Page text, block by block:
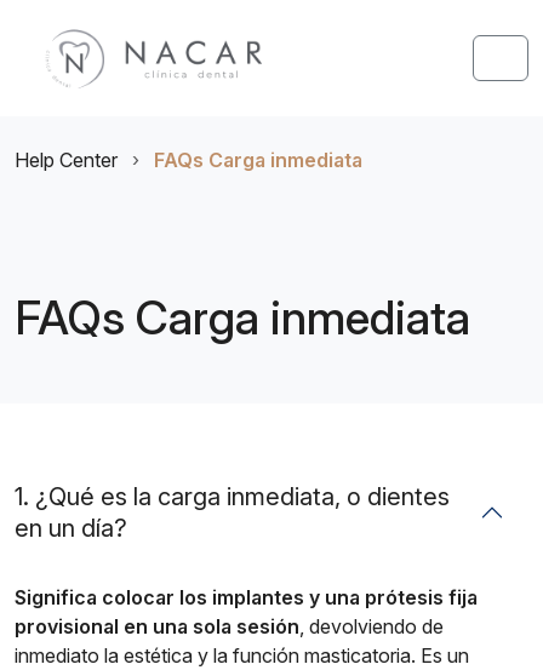
Help Center › FAQs Carga inmediata
FAQs Carga inmediata
1. ¿Qué es la carga inmediata, o dientes
en un día?
Significa colocar los implantes y una prótesis fija
provisional en una sola sesión , devolviendo de
inmediato la estética y la función masticatoria. Es un